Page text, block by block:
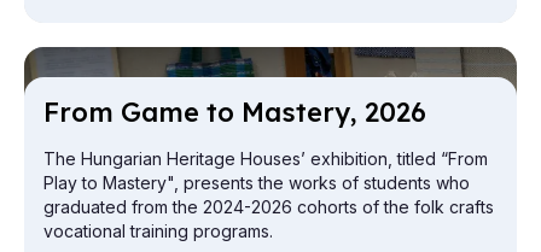
From Game to Mas­tery, 2026
The Hungarian Heritage Houses’ exhibition, titled “From
Play to Mastery", presents the works of students who
graduated from the 2024-2026 cohorts of the folk crafts
vocational training programs.